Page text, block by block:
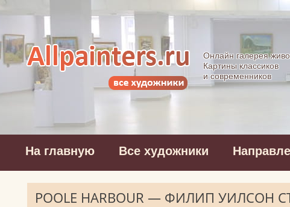
Allpainters.ru -
Онлайн галерея
Картины классиков
и современников
На главную Все художники
POOLE HARBOUR — ФИЛИП УИЛСОН